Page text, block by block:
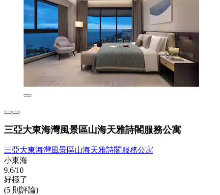
三亞大東海灣風景區山海天雅詩閣服務公寓
三亞大東海灣風景區山海天雅詩閣服務公寓
小東海
9.6/10
好極了
(5 則評論)